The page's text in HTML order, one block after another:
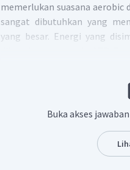
memerlukan suasana aerobic
sangat dibutuhkan yang
yang besar. Energi yang
transportasi reproduksi dan
Sedangkan respirasi
katabolisme yang tidak
Tujuan fermentasi sama
mendapatkan energi. Hanya
Buka akses